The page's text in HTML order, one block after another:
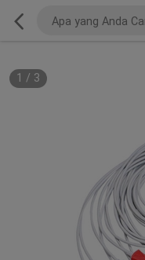
1 / 3